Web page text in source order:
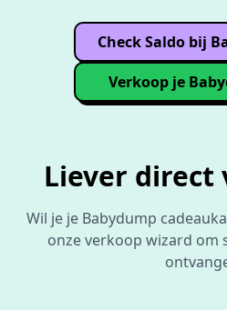
Check Saldo bij
Verkoop je
Liever direct
Wil je je Babydump
onze verkoop wizard om